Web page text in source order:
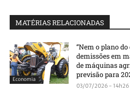
MATÉRIAS RELACIONADAS
Economia
“Nem o plano
demissões em
de máquinas
previsão para
03/07/2026 - 14h26